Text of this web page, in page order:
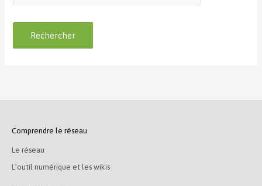
Comprendre le réseau
Le réseau
L’outil numérique et les wikis